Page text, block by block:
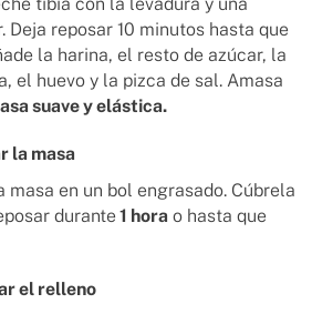
tibia con la levadura y una
Deja reposar 10 minutos hasta que
la harina, el resto de azúcar, la
el huevo y la pizca de sal. Amasa
suave y elástica.
la masa
masa en un bol engrasado. Cúbrela
durante1 hora o hasta que
el relleno